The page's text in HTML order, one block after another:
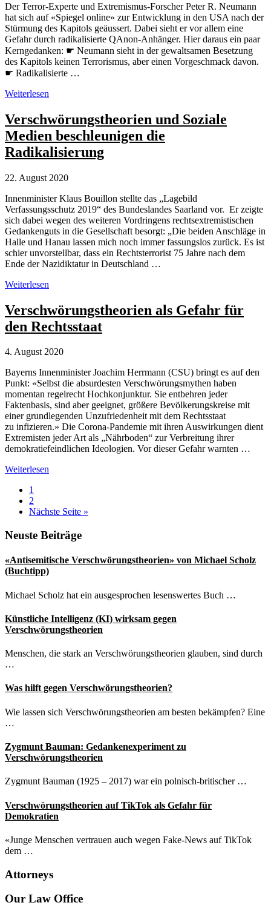
Der Terror-Experte und Extremismus-Forscher Peter R. Neumann
hat sich auf «Spiegel online» zur Entwicklung in den USA nach der
Stürmung des Kapitols geäussert. Dabei sieht er vor allem eine
Gefahr durch radikalisierte QAnon-Anhänger. Hier daraus ein paar
Kerngedanken: ☛ Neumann sieht in der gewaltsamen Besetzung
des Kapitols keinen Terrorismus, aber einen Vorgeschmack davon.
☛ Radikalisierte …
Radikalisierte
Anhänger
als
Gefahr
für
die
Weiterlesen
Verschwörungstheorien und Soziale
Medien beschleunigen die
Radikalisierung
22. August 2020
Innenminister Klaus Bouillon stellte das „Lagebild
Verfassungsschutz 2019“ des Bundeslandes Saarland vor. Er zeigte
sich dabei wegen des weiteren Vordringens rechtsextremistischen
Gedankenguts in die Gesellschaft besorgt: „Die beiden Anschläge in
Halle und Hanau lassen mich noch immer fassungslos zurück. Es ist
schier unvorstellbar, dass ein Rechtsterrorist 75 Jahre nach dem
Ende der Nazidiktatur in Deutschland …
Verschwörungstheorien
Soziale
Medien
beschleunigen
Radikalisierung
Weiterlesen
Verschwörungstheorien als Gefahr für
den Rechtsstaat
4. August 2020
Bayerns Innenminister Joachim Herrmann (CSU) bringt es auf den
Punkt: «Selbst die absurdesten Verschwörungsmythen haben
momentan regelrecht Hochkonjunktur. Sie entbehren jeder
Faktenbasis, sind aber geeignet, größere Bevölkerungskreise mit
einer grundlegenden Unzufriedenheit mit dem Rechtsstaat
zu infizieren.» Die Corona-Pandemie mit ihren Auswirkungen dient
Extremisten jeder Art als „Nährboden“ zur Verbreitung ihrer
demokratiefeindlichen Ideologien. Vor dieser Gefahr warnten …
Verschwörungstheorien
Gefahr
Weiterlesen
Seite
1
Seite
2
Nächste Seite aufrufen
»
Seitenspalte
Neuste Beiträge
«Antisemitische Verschwörungstheorien» von Michael Scholz
(Buchtipp)
Michael Scholz hat ein ausgesprochen lesenswertes Buch …
Künstliche Intelligenz (KI) wirksam gegen
Verschwörungstheorien
Menschen, die stark an Verschwörungstheorien glauben, sind durch
…
Was hilft gegen Verschwörungstheorien?
Wie lassen sich Verschwörungstheorien am besten bekämpfen? Eine
…
Zygmunt Bauman: Gedankenexperiment zu
Verschwörungstheorien
Zygmunt Bauman (1925 – 2017) war ein polnisch-britischer …
Verschwörungstheorien auf TikTok als Gefahr für
Demokratien
«Junge Menschen vertrauen auch wegen Fake-News auf TikTok
dem …
Attorneys
Site
Our Law Office